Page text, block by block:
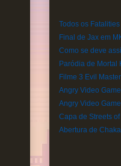
Todos os
Final de Jax em
Como se deve
Paródia de Mortal
Filme 3 Evil
Angry Video
Angry Video
Capa de Streets
Abertura de